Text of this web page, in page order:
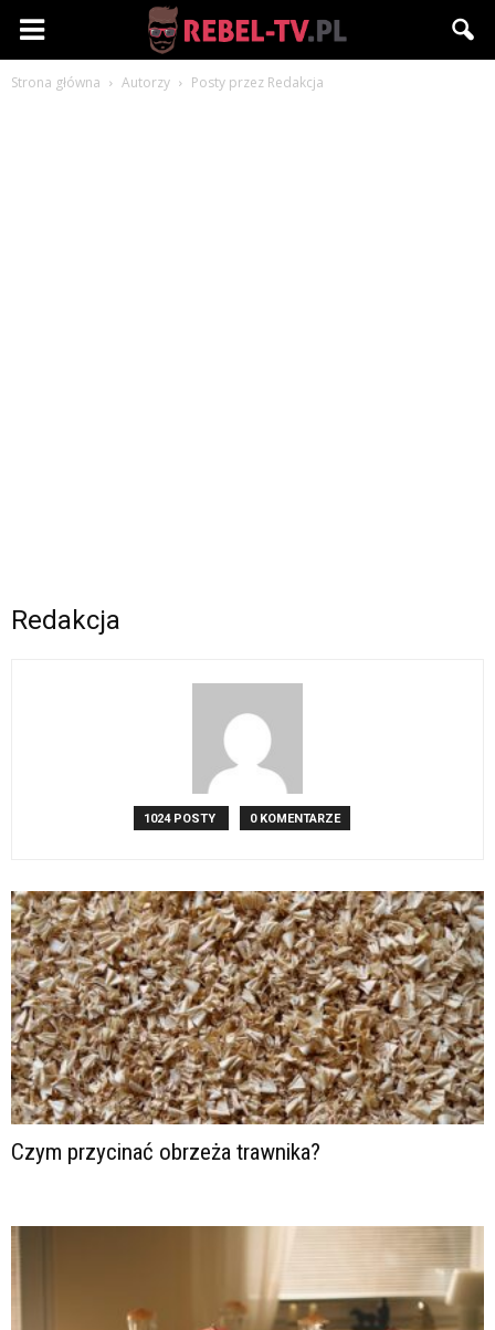
Rebel-
Strona główna Autorzy Posty przez Redakcja
Redakcja
1024 POSTY 0 KOMENTARZE
Czym przycinać obrzeża trawnika?